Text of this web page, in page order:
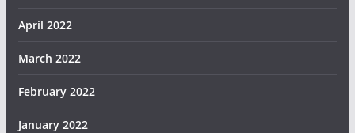
April 2022
March 2022
February 2022
January 2022